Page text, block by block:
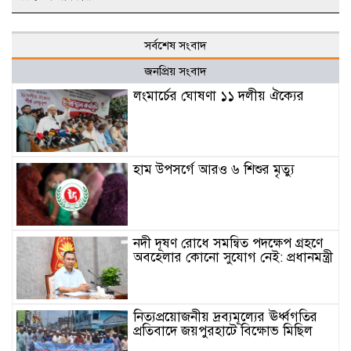
সর্বশেষ সংবাদ
জনপ্রিয় সংবাদ
লংমার্চের ঘোষণা ১১ দলীয় ঐক্যের
হাম উপসর্গে আরও ৬ শিশুর মৃত্যু
নদী দূষণ রোধে সমন্বিত পদক্ষেপ গ্রহণে
অবহেলার কোনো সুযোগ নেই: প্রধানমন্ত্রী
নিত্যপ্রয়োজনীয় দ্রব্যমূল্যের ঊর্ধ্বগতির
প্রতিবাদে জয়পুরহাটে বিক্ষোভ মিছিল